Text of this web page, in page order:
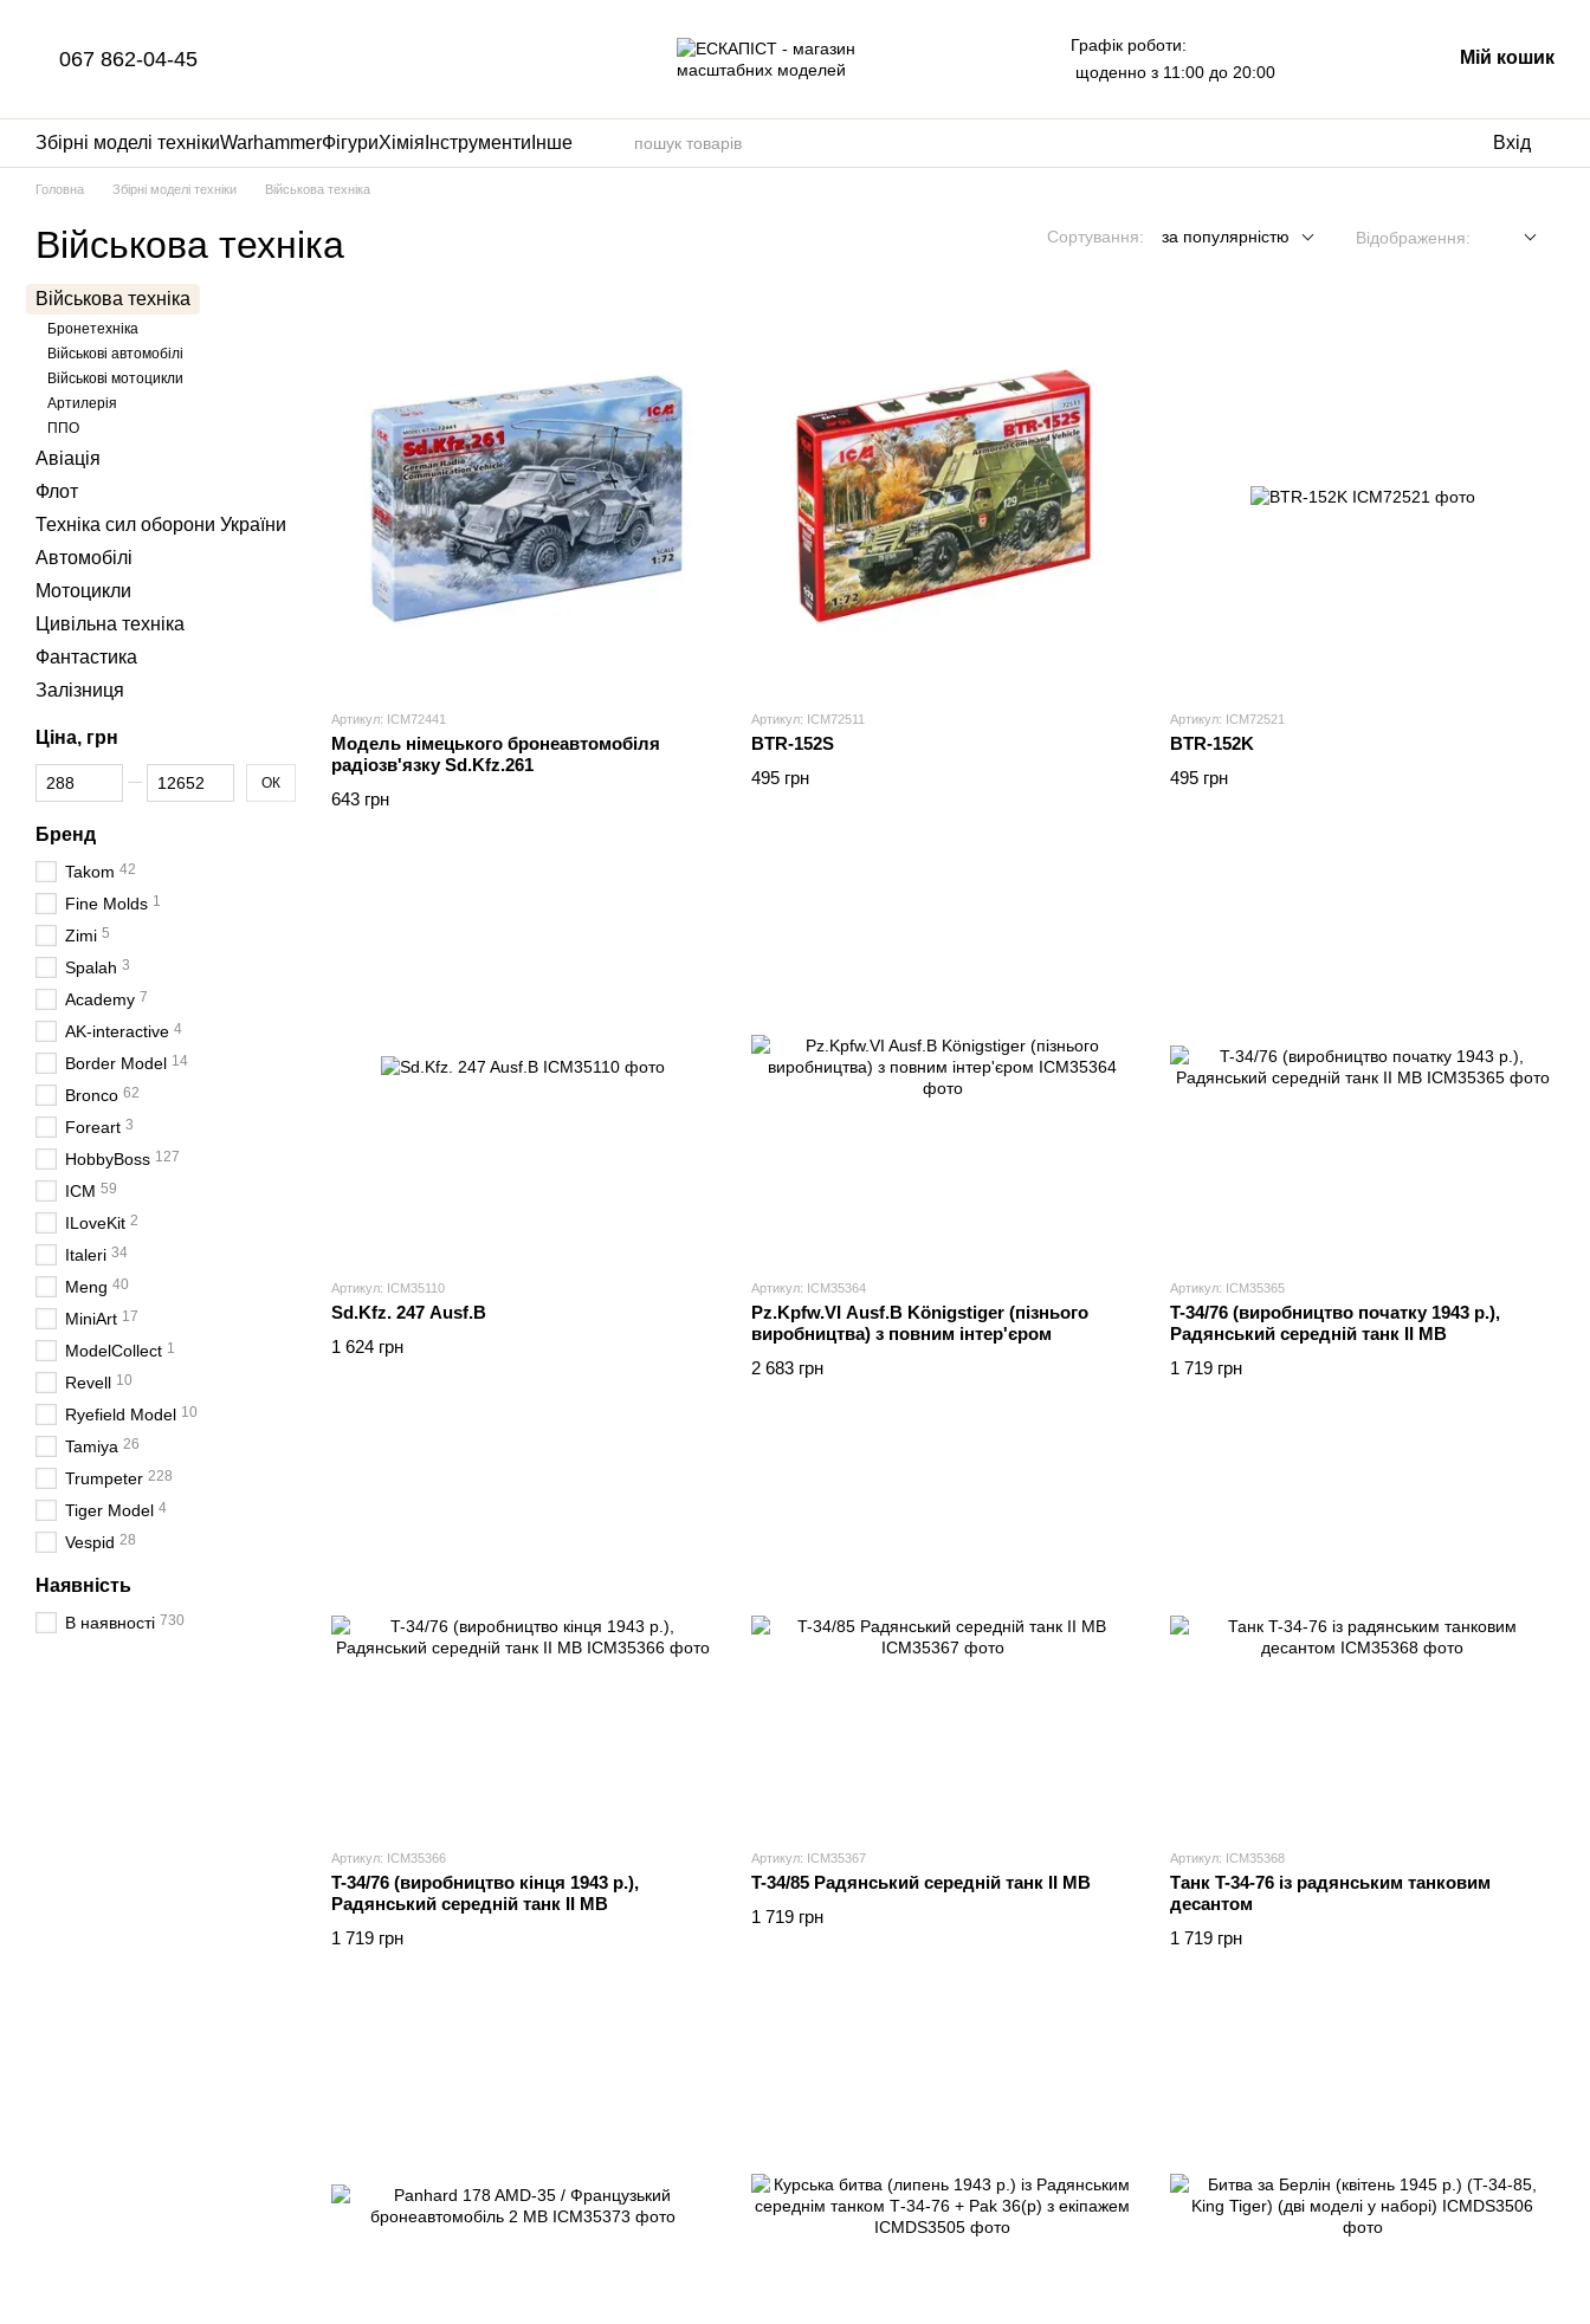
067 862-04-45
Графік роботи:
щоденно з 11:00 до 20:00
Мій кошик
Збірні моделі технікиWarhammerФігуриХімія Інструменти Інше Вхід
Головна Збірні моделі техніки Військова техніка
Військова техніка Сортування: за популярністю Відображення:
Артикул: ICM72441
Модель німецького бронеавтомобіля
радіозв'язку Sd.Kfz.261
643 грн
Артикул: ICM72511
BTR-152S
495 грн
Артикул: ICM72521
BTR-152K
495 грн
Артикул: ICM35110
Sd.Kfz. 247 Ausf.B
1 624 грн
Артикул: ICM35364
Pz.Kpfw.VI Ausf.B Königstiger (пізнього
виробництва) з повним інтер'єром
2 683 грн
Артикул: ICM35365
T-34/76 (виробництво початку 1943 р.),
Радянський середній танк ІІ МВ
1 719 грн
Артикул: ICM35366
T-34/76 (виробництво кінця 1943 р.),
Радянський середній танк ІІ МВ
1 719 грн
Артикул: ICM35367
T-34/85 Радянський середній танк ІІ МВ
1 719 грн
Артикул: ICM35368
Танк T-34-76 із радянським танковим
десантом
1 719 грн
Військова техніка
Бронетехніка
Військові автомобілі
Військові мотоцикли
Артилерія
ППО
Авіація
Флот
Техніка сил оборони України
Автомобілі
Мотоцикли
Цивільна техніка
Фантастика
Залізниця
Ціна, грн
Від Ціна, грн
До Ціна, грн ОК
Бренд
Takom 42
Fine Molds 1
Zimi 5
Spalah 3
Academy 7
AK-interactive 4
Border Model 14
Bronco 62
Foreart 3
HobbyBoss 127
ICM 59
ILoveKit 2
Italeri 34
Meng 40
MiniArt 17
ModelCollect 1
Revell 10
Ryefield Model 10
Tamiya 26
Trumpeter 228
Tiger Model 4
Vespid 28
Наявність
В наявності 730